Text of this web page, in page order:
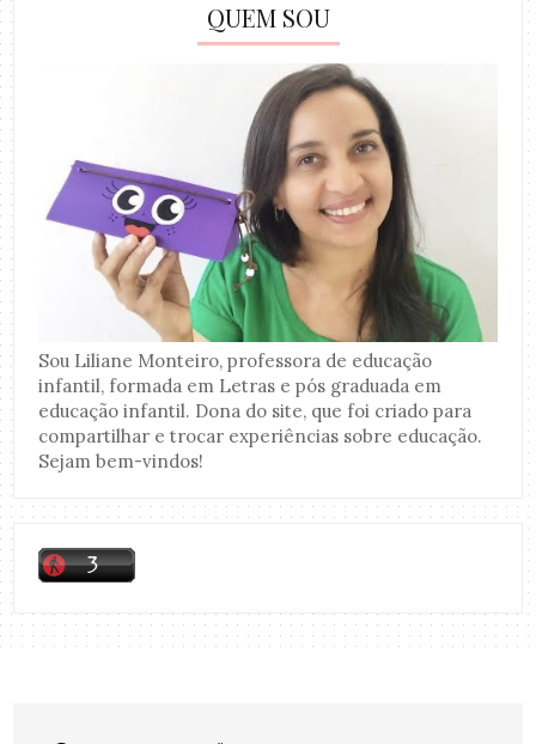
QUEM SOU
Sou Liliane Monteiro, professora de educação
infantil, formada em Letras e pós graduada em
educação infantil. Dona do site, que foi criado para
compartilhar e trocar experiências sobre educação.
Sejam bem-vindos!